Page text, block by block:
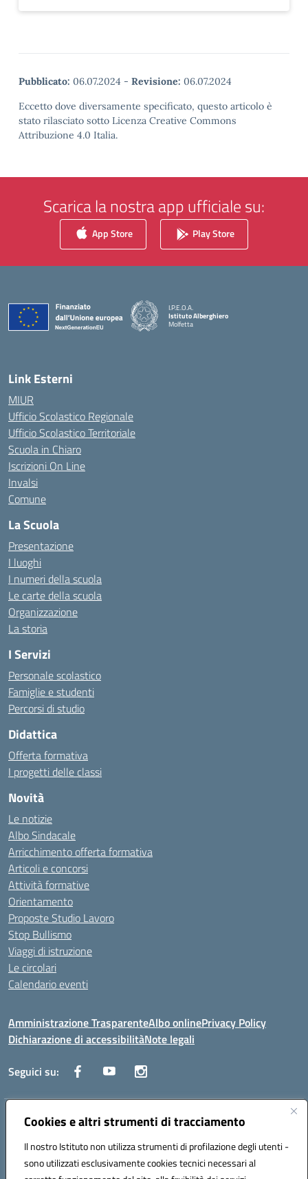
Cookies e altri strumenti di tracciamento
Il nostro Istituto non utilizza strumenti di profilazione degli utenti -
sono utilizzati esclusivamente cookies tecnici necessari al
Pubblicato: 06.07.2024 - Revisione: 06.07.2024
Eccetto dove diversamente specificato, questo articolo è
stato rilasciato sotto Licenza Creative Commons
Attribuzione 4.0 Italia.
Scarica la nostra app ufficiale su:
App Store Play Store
I.P.E.O.A.
Istituto Alberghiero
Molfetta
Link Esterni
MIUR
Ufficio Scolastico Regionale
Ufficio Scolastico Territoriale
Scuola in Chiaro
Iscrizioni On Line
Invalsi
Comune
La Scuola
Presentazione
I luoghi
I numeri della scuola
Le carte della scuola
Organizzazione
La storia
I Servizi
Personale scolastico
Famiglie e studenti
Percorsi di studio
Didattica
Offerta formativa
I progetti delle classi
Novità
Le notizie
Albo Sindacale
Arricchimento offerta formativa
Articoli e concorsi
Attività formative
Orientamento
Proposte Studio Lavoro
Stop Bullismo
Viaggi di istruzione
Le circolari
Calendario eventi
Amministrazione TrasparenteAlbo onlinePrivacy Policy
Dichiarazione di accessibilitàNote legali
Seguici su:
Indirizzo:Corso Fornari, 1 - 70056 Molfetta
Posta elettronica certificata (PEC):BARH04000D@pec.istruzione.it
Codice fiscale: 93249230728